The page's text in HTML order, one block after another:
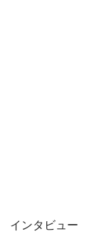
インタビュー